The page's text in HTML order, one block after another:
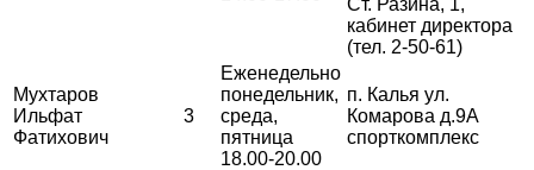
кабинет директора
(тел. 2-50-61)
Мухтаров
Ильфат
Фатихович
3
Еженедельно
понедельник,
среда,
пятница
18.00-20.00
п. Калья ул.
Комарова д.9А
спорткомплекс